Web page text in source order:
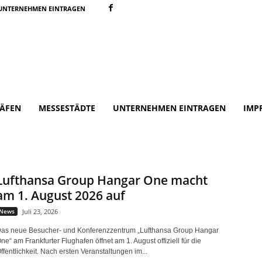
EINTRAGEN
MESSESTÄDTE UNTERNEHMEN EINTRAGEN
Group Hangar One macht
1. August 2026 auf
News Juli 23, 2026
neue Besucher- und Konferenzzentrum „Lufthansa Group Hangar
am Frankfurter Flughafen öffnet am 1. August offiziell für die
Nach ersten Veranstaltungen im...